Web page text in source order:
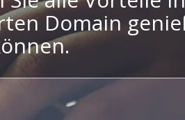
Domain